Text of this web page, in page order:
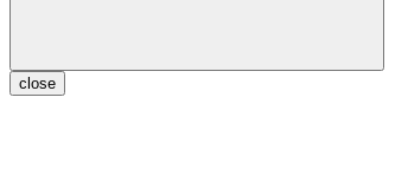
close